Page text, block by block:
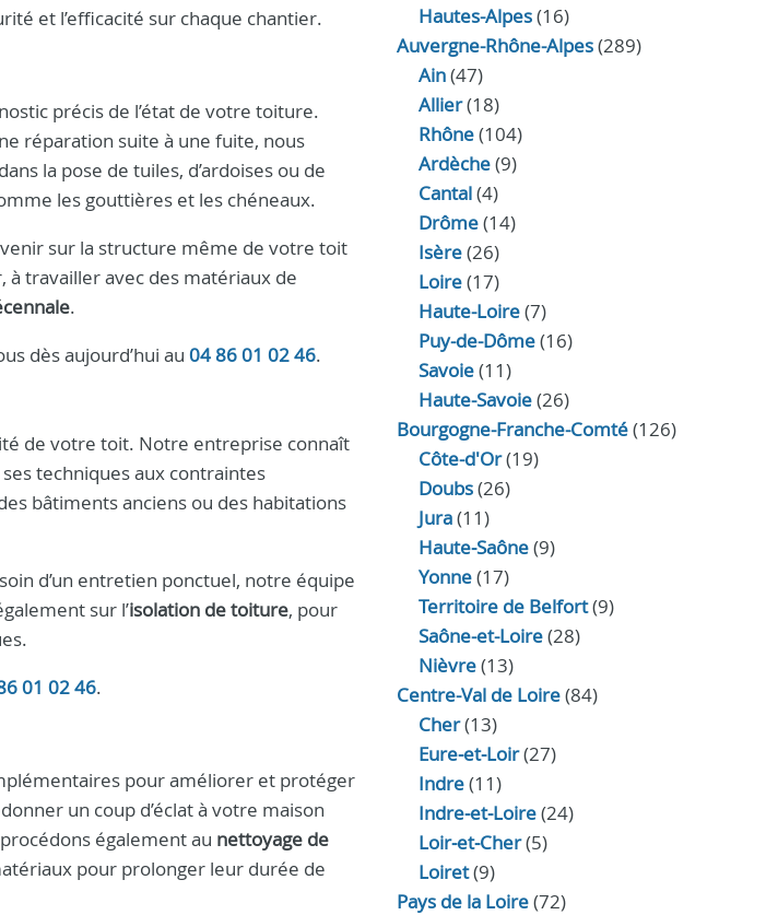
et l’efficacité sur chaque chantier.
précis de l’état de votre toiture.
réparation suite à une fuite, nous
la pose de tuiles, d’ardoises ou de
les gouttières et les chéneaux.
sur la structure même de votre toit
à travailler avec des matériaux de
.
dès aujourd’hui au 04 86 01 02 46.
de votre toit. Notre entreprise connaît
techniques aux contraintes
bâtiments anciens ou des habitations
d’un entretien ponctuel, notre équipe
sur l’isolation de toiture, pour
01 02 46.
pour améliorer et protéger
un coup d’éclat à votre maison
également au nettoyage de
pour prolonger leur durée de
Hautes-Alpes(16)
Auvergne-Rhône-Alpes(289)
Ain(47)
Allier(18)
Rhône(104)
Ardèche(9)
Cantal(4)
Drôme(14)
Isère(26)
Loire(17)
Haute-Loire(7)
Puy-de-Dôme(16)
Savoie(11)
Haute-Savoie(26)
Bourgogne-Franche-Comté(126)
Côte-d'Or(19)
Doubs(26)
Jura(11)
Haute‑Saône(9)
Yonne(17)
Territoire de Belfort(9)
Saône-et-Loire(28)
Nièvre(13)
Centre-Val de Loire(84)
Cher(13)
Eure‑et‑Loir(27)
Indre(11)
Indre‑et‑Loire(24)
Loir‑et‑Cher(5)
Loiret(9)
Pays de la Loire(72)